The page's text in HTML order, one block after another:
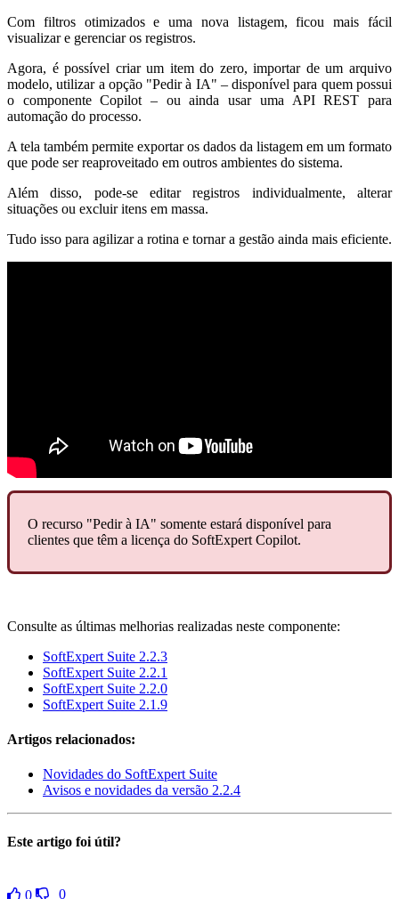
Com filtros otimizados e uma nova listagem, ficou mais fácil
visualizar e gerenciar os registros.
Agora, é possível criar um item do zero, importar de um arquivo
modelo, utilizar a opção "Pedir à IA" – disponível para quem possui
o componente Copilot – ou ainda usar uma API REST para
automação do processo.
A tela também permite exportar os dados da listagem em um formato
que pode ser reaproveitado em outros ambientes do sistema.
Além disso, pode-se editar registros individualmente, alterar
situações ou excluir itens em massa.
Tudo isso para agilizar a rotina e tornar a gestão ainda mais eficiente.
O recurso "Pedir à IA" somente estará disponível para
clientes que têm a licença do SoftExpert Copilot.
Consulte as últimas melhorias realizadas neste componente:
SoftExpert Suite 2.2.3
SoftExpert Suite 2.2.1
SoftExpert Suite 2.2.0
SoftExpert Suite 2.1.9
Artigos relacionados:
Novidades do SoftExpert Suite
Avisos e novidades da versão 2.2.4
Este artigo foi útil?
0 0